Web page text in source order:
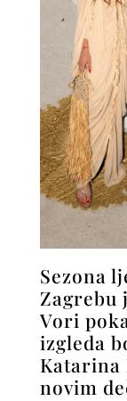
Sezona
Zagrebu
Vori
izgleda
Katarina
novim